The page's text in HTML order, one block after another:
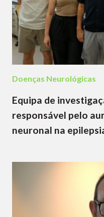
Doenças Neurológicas
Equipa de
responsável pelo
neuronal na